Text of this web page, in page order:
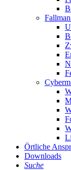
Örtliche
Downloads
Suche